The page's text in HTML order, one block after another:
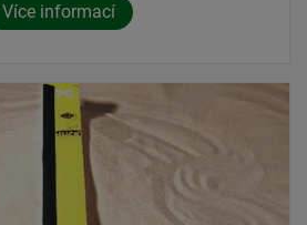
Více informací